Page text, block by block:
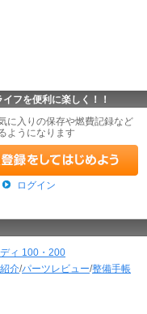
フを便利に楽しく！！
に入りの保存や燃費記録など
ようになります
ログイン
ィ 100・200
介/パーツレビュー/整備手帳